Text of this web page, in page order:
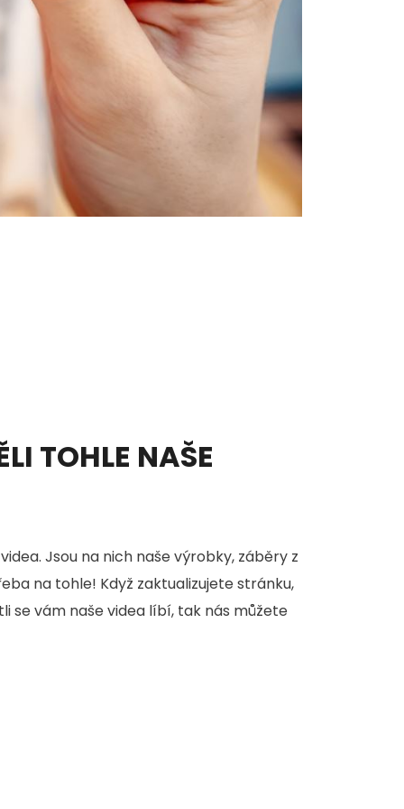
TOHLE NAŠE
Jsou na nich naše výrobky, záběry z
na tohle! Když zaktualizujete stránku,
se vám naše videa líbí, tak nás můžete